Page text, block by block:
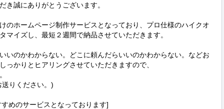
き誠にありがとうございます。
のホームページ制作サービスとなっており、プロ仕様のハイクオ
マイズし、最短２週間で納品させていただきます。
いのかわからない。どこに頼んだらいいのかわからない。などお
っかりとヒアリングさせていただきますので、
りください。)
めのサービスとなっております]